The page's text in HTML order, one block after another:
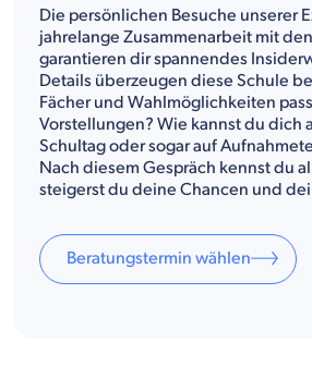
Die persönlichen Besuche unserer
jahrelange Zusammenarbeit mit
garantieren dir spannendes
Details überzeugen diese Schule
Fächer und Wahlmöglichkeiten
Vorstellungen? Wie kannst du dich
Schultag oder sogar auf
Nach diesem Gespräch kennst du
steigerst du deine Chancen und
Beratungstermin wählen